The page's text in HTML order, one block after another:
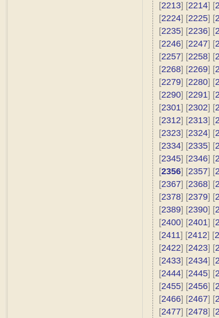
[2213] [2214] [
[2224] [2225] [
[2235] [2236] [
[2246] [2247] [
[2257] [2258] [
[2268] [2269] [
[2279] [2280] [
[2290] [2291] [
[2301] [2302] [
[2312] [2313] [
[2323] [2324] [
[2334] [2335] [
[2345] [2346] [
[2356] [2357] [
[2367] [2368] [
[2378] [2379] [
[2389] [2390] [
[2400] [2401] [
[2411] [2412] [
[2422] [2423] [
[2433] [2434] [
[2444] [2445] [
[2455] [2456] [
[2466] [2467] [
[2477] [2478] [